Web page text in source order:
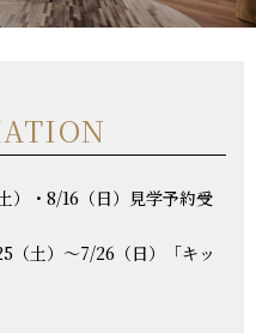
）・8/16（日）見学予約受
（土）～7/26（日）「キッ